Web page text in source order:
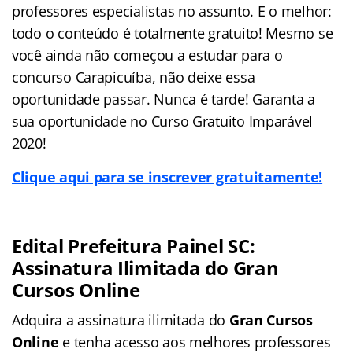
professores especialistas no assunto. E o melhor:
todo o conteúdo é totalmente gratuito! Mesmo se
você ainda não começou a estudar para o
concurso Carapicuíba, não deixe essa
oportunidade passar. Nunca é tarde! Garanta a
sua oportunidade no Curso Gratuito Imparável
2020!
Clique aqui para se inscrever gratuitamente!
Edital Prefeitura Painel SC:
Assinatura Ilimitada do Gran
Cursos Online
Adquira a assinatura ilimitada do Gran Cursos
Online e tenha acesso aos melhores professores